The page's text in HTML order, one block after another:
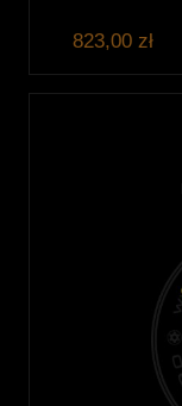
823,00 zł